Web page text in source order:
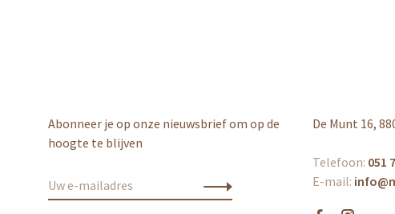
Abonneer je op onze nieuwsbrief om op de
hoogte te blijven
De Munt 16,
Telefoon: 051
E-mail: